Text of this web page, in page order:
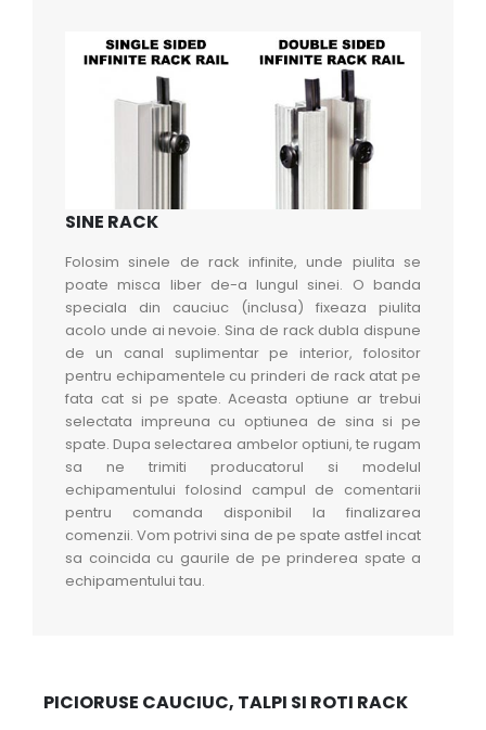
SINE RACK
Folosim sinele de rack infinite, unde piulita se
poate misca liber de-a lungul sinei. O banda
speciala din cauciuc (inclusa) fixeaza piulita
acolo unde ai nevoie. Sina de rack dubla dispune
de un canal suplimentar pe interior, folositor
pentru echipamentele cu prinderi de rack atat pe
fata cat si pe spate. Aceasta optiune ar trebui
selectata impreuna cu optiunea de sina si pe
spate. Dupa selectarea ambelor optiuni, te rugam
sa ne trimiti producatorul si modelul
echipamentului folosind campul de comentarii
pentru comanda disponibil la finalizarea
comenzii. Vom potrivi sina de pe spate astfel incat
sa coincida cu gaurile de pe prinderea spate a
echipamentului tau.
PICIORUSE CAUCIUC, TALPI SI ROTI RACK